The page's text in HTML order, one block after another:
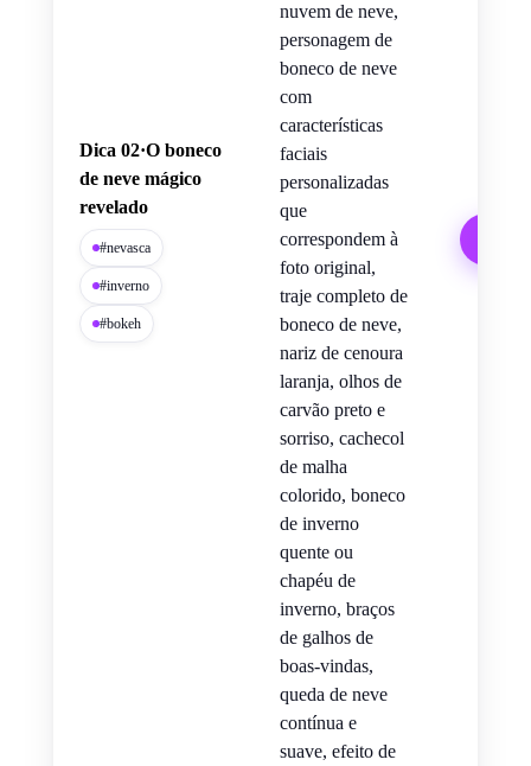
Dica 02·O boneco
de neve mágico
revelado
#nevasca
#inverno
#bokeh
nuvem de neve,
personagem de
boneco de neve
com
características
faciais
personalizadas
que
correspondem à
foto original,
traje completo de
boneco de neve,
nariz de cenoura
laranja, olhos de
carvão preto e
sorriso, cachecol
de malha
colorido, boneco
de inverno
quente ou
chapéu de
inverno, braços
de galhos de
boas-vindas,
queda de neve
contínua e
suave, efeito de